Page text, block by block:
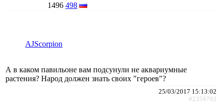
1496 498
AJScorpion
А в каком павильоне вам подсунули не аквариумные
растения? Народ должен знать своих "героев"?
25/03/2017 15:13:02
#2359792